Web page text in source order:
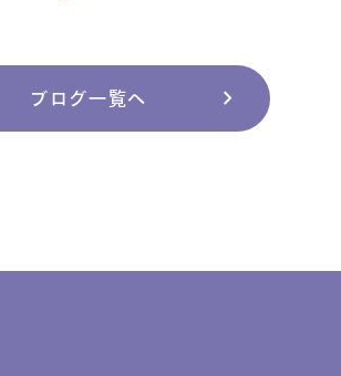
ブログ一覧へ chevron_right